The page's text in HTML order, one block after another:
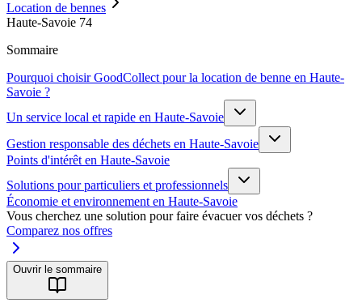
Location de bennes
Haute-Savoie 74
Sommaire
Pourquoi choisir GoodCollect pour la location de benne en Haute-
Savoie ?
Un service local et rapide en Haute-Savoie
Gestion responsable des déchets en Haute-Savoie
Points d'intérêt en Haute-Savoie
Solutions pour particuliers et professionnels
Économie et environnement en Haute-Savoie
Vous cherchez une solution pour faire évacuer vos déchets ?
Comparez nos offres
Ouvrir le sommaire